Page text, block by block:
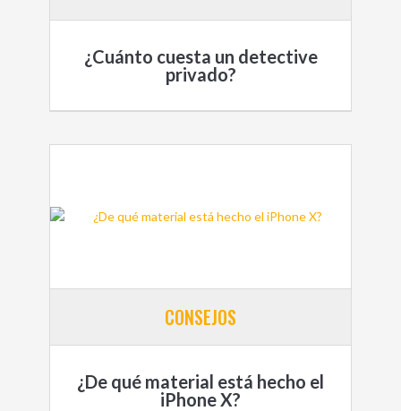
¿Cuánto cuesta un detective
privado?
CONSEJOS
¿De qué material está hecho el
iPhone X?